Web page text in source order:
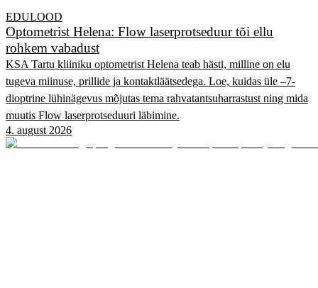
EDULOOD
Optometrist Helena: Flow laserprotseduur tõi ellu
rohkem vabadust
KSA Tartu kliiniku optometrist Helena teab hästi, milline on elu
tugeva miinuse, prillide ja kontaktläätsedega. Loe, kuidas üle –7-
dioptrine lühinägevus mõjutas tema rahvatantsuharrastust ning mida
muutis Flow laserprotseduuri läbimine.
4. august 2026